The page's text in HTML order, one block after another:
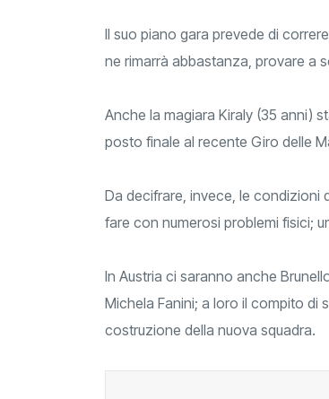
Il suo piano gara prevede di
ne rimarrà abbastanza, provare a
Anche la magiara Kiraly (35 anni)
posto finale al recente Giro delle
Da decifrare, invece, le condizioni
fare con numerosi problemi fisici;
In Austria ci saranno anche
Michela Fanini; a loro il compito di
costruzione della nuova squadra.